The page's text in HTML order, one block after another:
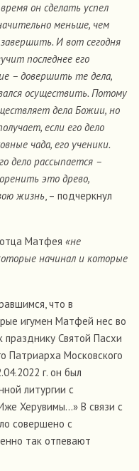
он сделать успел
меньше, чем
И вот сегодня
последнее его
– довершить те дела,
осуществить. Потому
дела Божии, но
если его дело
чада, его ученики.
дело рассыпается –
это древо,
жизнь, – подчеркнул
Матфея «не
начинал и которые
что в
игумен Матфей нес во
празднику Святой Пасхи
Патриарха Московского
г. он был
литургии с
Херувимы...» В связи с
совершено с
так отпевают